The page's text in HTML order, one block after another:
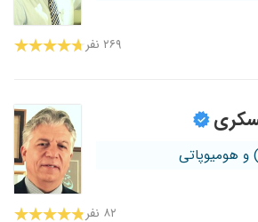
۲۶۹ نفر
و هومیوپاتی
۸۲ نفر